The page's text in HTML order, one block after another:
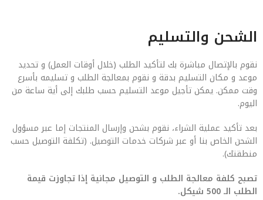
الشحن والتسليم
نقوم بالإتصال مباشرة بك لتأكيد الطلب (خلال أوقات العمل) و تحديد
موعد و مكان التسليم بدقة و نقوم بمعالجة الطلب و تسليمه بأسرع
وقت ممكن. يمكن تأجيل موعد التسليم حسب طلبك إلى أية ساعة من
اليوم.
بعد تأكيد عملية الشراء، نقوم بشحن وإرسال المنتجات إما عبر مسؤول
الشحن الخاص بنا أو عبر شركات خدمات التوصيل. (تكلفة التوصيل حسب
منطقتك).
تصبح كلفة معالجة الطلب و التوصيل مجانية إذا تجاوزت قيمة
الطلب الـ 500 شيكل.